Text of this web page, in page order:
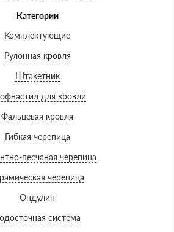
Категории
Комплектующие
Рулонная кровля
Штакетник
для кровли
Фальцевая кровля
Гибкая черепица
песчаная черепица
черепица
Ондулин
система